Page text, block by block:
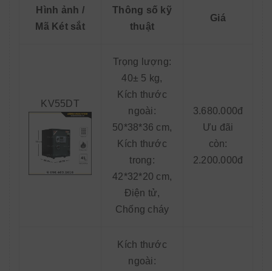
Hình ảnh /
Mã Két sắt
Thông số kỹ
thuật
Giá
KV55DT
Trọng lượng:
40± 5 kg,
Kích thước
ngoài:
50*38*36 cm,
Kích thước
trong:
42*32*20 cm,
Điện tử,
Chống cháy
3.680.000đ
Ưu đãi
còn:
2.200.000đ
Kích thước
ngoài: